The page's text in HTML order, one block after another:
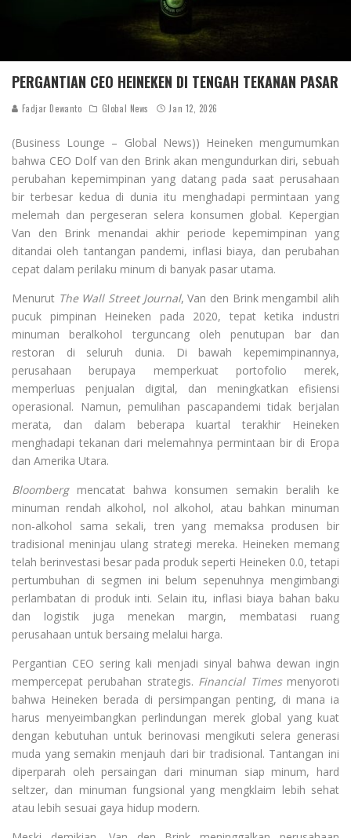
PERGANTIAN CEO HEINEKEN DI TENGAH TEKANAN PASAR
Fadjar Dewanto Global News Jan 12, 2026
(Business Lounge – Global News)) Heineken mengumumkan
bahwa CEO Dolf van den Brink akan mengundurkan diri, sebuah
perubahan kepemimpinan yang datang pada saat perusahaan
bir terbesar kedua di dunia itu menghadapi permintaan yang
melemah dan pergeseran selera konsumen global. Kepergian
Van den Brink menandai akhir periode kepemimpinan yang
ditandai oleh tantangan pandemi, inflasi biaya, dan perubahan
cepat dalam perilaku minum di banyak pasar utama.
Menurut The Wall Street Journal, Van den Brink mengambil alih
pucuk pimpinan Heineken pada 2020, tepat ketika industri
minuman beralkohol terguncang oleh penutupan bar dan
restoran di seluruh dunia. Di bawah kepemimpinannya,
perusahaan berupaya memperkuat portofolio merek,
memperluas penjualan digital, dan meningkatkan efisiensi
operasional. Namun, pemulihan pascapandemi tidak berjalan
merata, dan dalam beberapa kuartal terakhir Heineken
menghadapi tekanan dari melemahnya permintaan bir di Eropa
dan Amerika Utara.
Bloombergmencatat bahwa konsumen semakin beralih ke
minuman rendah alkohol, nol alkohol, atau bahkan minuman
non-alkohol sama sekali, tren yang memaksa produsen bir
tradisional meninjau ulang strategi mereka. Heineken memang
telah berinvestasi besar pada produk seperti Heineken 0.0, tetapi
pertumbuhan di segmen ini belum sepenuhnya mengimbangi
perlambatan di produk inti. Selain itu, inflasi biaya bahan baku
dan logistik juga menekan margin, membatasi ruang
perusahaan untuk bersaing melalui harga.
Pergantian CEO sering kali menjadi sinyal bahwa dewan ingin
mempercepat perubahan strategis. Financial Timesmenyoroti
bahwa Heineken berada di persimpangan penting, di mana ia
harus menyeimbangkan perlindungan merek global yang kuat
dengan kebutuhan untuk berinovasi mengikuti selera generasi
muda yang semakin menjauh dari bir tradisional. Tantangan ini
diperparah oleh persaingan dari minuman siap minum, hard
seltzer, dan minuman fungsional yang mengklaim lebih sehat
atau lebih sesuai gaya hidup modern.